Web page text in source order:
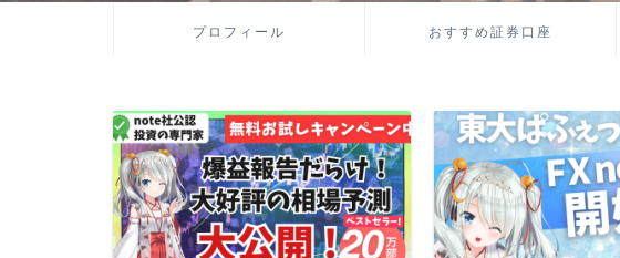
プロフィール おすすめ証券口座